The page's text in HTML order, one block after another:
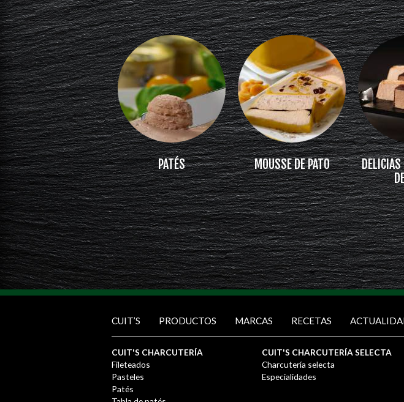
PATÉS MOUSSE DE PATO
DELICIAS
CUIT’S PRODUCTOS MARCAS RECETAS
CUIT'S CHARCUTERÍA
Fileteados
Pasteles
Patés
CUIT'S CHARCUTERÍA SELECTA
Charcutería selecta
Especialidades